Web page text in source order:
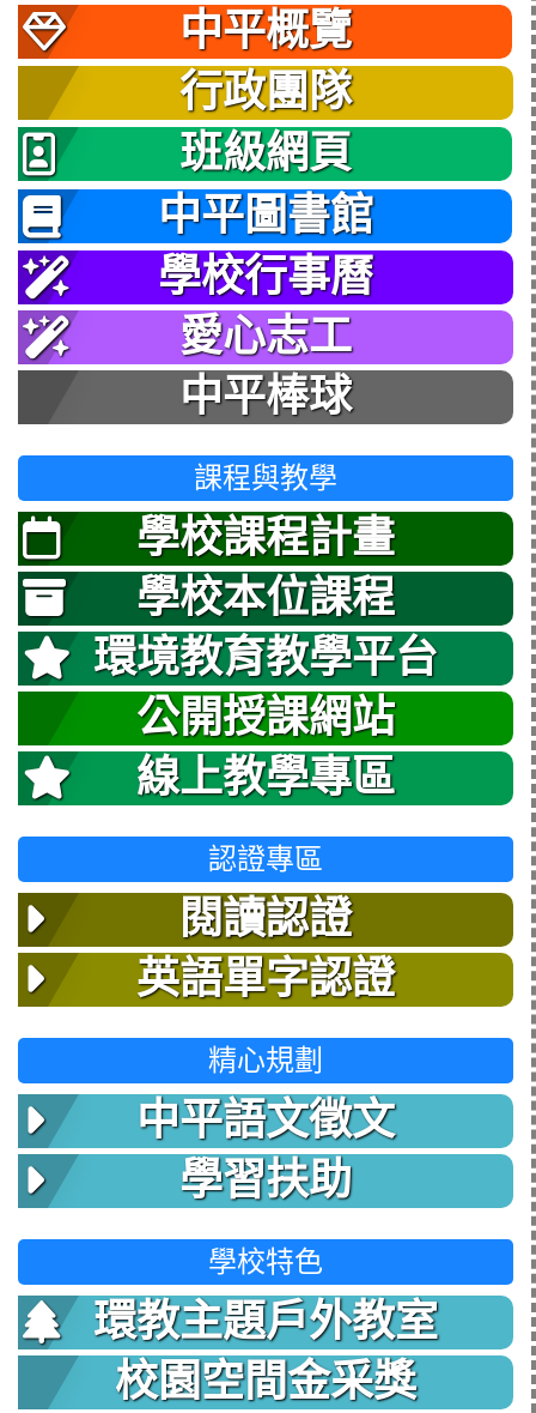
中平概覽
行政團隊
班級網頁
中平圖書館
學校行事曆
愛心志工
中平棒球
課程與教學
學校課程計畫
學校本位課程
環境教育教學平台
公開授課網站
線上教學專區
認證專區
閱讀認證
英語單字認證
精心規劃
中平語文徵文
學習扶助
學校特色
環教主題戶外教室
校園空間金采獎